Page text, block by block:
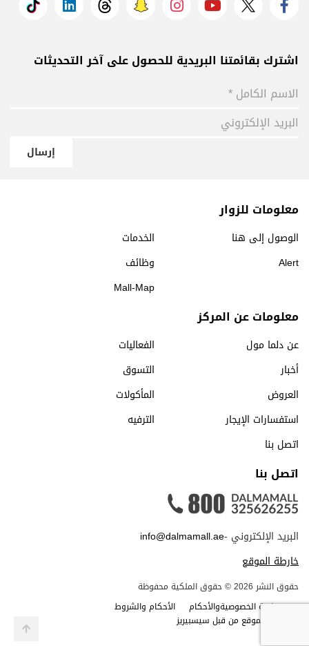
اشترك بقائمتنا البريدية للحصول على آخر التحديثات
إرسال
معلومات للزوار
الخدمات
الوصول إلى هنا
وظائف
Alert
Mall-Map
معلومات عن المركز
عن دلما مول
الفعاليات
أخبار
التسوق
العروض
المأكولات
استفسارات الإيجار
الترفيه
اتصل بنا
اتصل بنا
البريد الإلكتروني -info@dalmamall.ae
خارطة الموقع
حقوق النشر 2026 © حقوق الملكية محفوظة
سياسة الخصوصيةوالأحكام
الأحكام والشروط
صمم الموقع من قبل سيسبيريز